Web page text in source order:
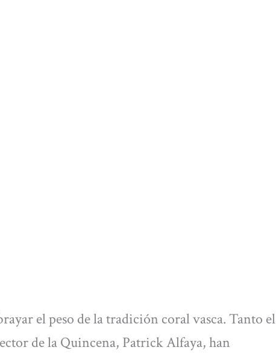
el peso de la tradición coral vasca. Tanto el
de la Quincena, Patrick Alfaya, han